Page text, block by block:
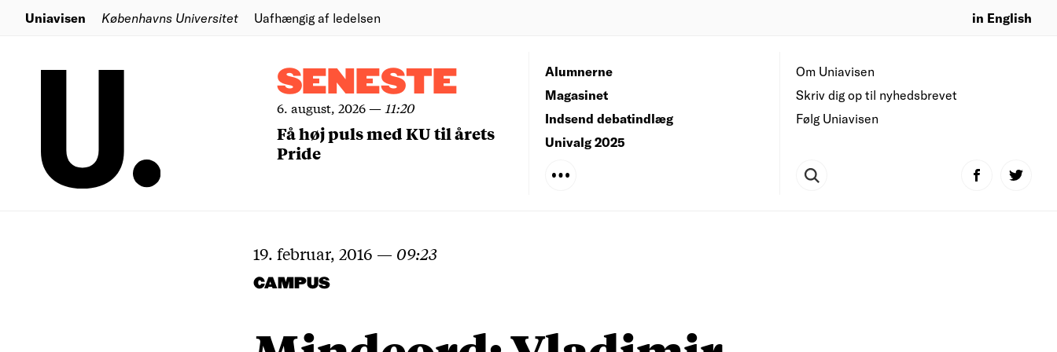
Uniavisen Københavns Universitet Uafhængig af ledelsen in English
SENESTE
6. august, 2026— 11:20
Få høj puls med KU til årets
Pride
Om Uniavisen
Skriv dig op til nyhedsbrevet
Følg Uniavisen
Alumnerne
Magasinet
Indsend debatindlæg
Univalg 2025
19. februar, 2016 — 09:23
CAMPUS